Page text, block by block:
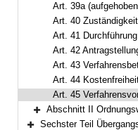
Art. 39a
Art. 40 Zuständigkeiten im
Art. 41
Art. 42
Art. 43
Art. 44
Art. 45
Bereich erweitern
Abschnitt II
Sechster Teil